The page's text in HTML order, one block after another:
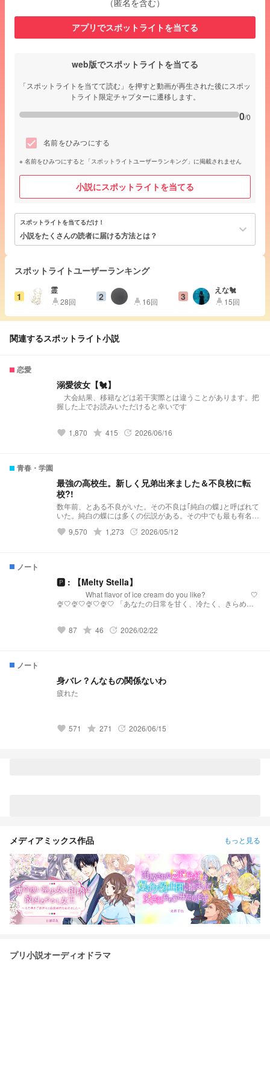
（匿名を含む）
アプリでスポットライトを当てる
web版でスポットライトを当てる
「スポットライトを当てて読む」を押すと動画が再生された後にスポッ
トライト限定チャプターに遷移します。
0/0
名前をひみつにする
名前をひみつにすると「スポットライトユーザーランキング」に掲載されません
小説にスポットライトを当てる
スポットライトを当てるだけ！
小説をたくさんの読者に届ける方法とは？ keyboard_arrow_down
スポットライトユーザーランキング
1
霊
highlight28回 2 highlight 16回 3
えな🐔
highlight 15回
関連するスポットライト小説
恋愛
溺愛彼女【🐔】
大会結果、移籍などは若干実際とは違うことがあります。把
握した上でお読みいただけると幸いです
favorite 1,870 grade 415 update 2026/06/16
青春・学園
最強の高校生。新しく兄弟出来ました＆不良校に転
校?!
数年前、とある不良がいた。その不良は｢純白の蝶｣と呼ばれて
いた。純白の蝶には多くの伝説がある。その中でも最も有名な
良グループを1人で潰したという伝説だ。 そんな伝説を持って
子。
favorite 9,570 grade 1,273 update 2026/05/12
ノート
🅿︎ : 【Melty Stella】
What flavor of ice cream do you like? 🤍
🍨🤍🍨🤍🍨🤍🍨🤍 「あなたの日常を甘く、冷たく、きらめか
届けるプリチューバ事務所です。 略称:メルステ 事務
favorite 87 grade 46 update 2026/02/22
ノート
身バレ？んなもの関係ないわ
疲れた
favorite 571 grade 271 update 2026/06/15
メディアミックス作品 もっと見る
プリ小説オーディオドラマ